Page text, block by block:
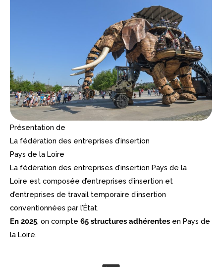
Présentation de
La fédération des entreprises d’insertion
Pays de la Loire
La fédération des entreprises d’insertion Pays de la
Loire est composée d’entreprises d’insertion et
d’entreprises de travail temporaire d’insertion
conventionnées par l’État.
En 2025, on compte 65 structures adhérentes en Pays de
la Loire.